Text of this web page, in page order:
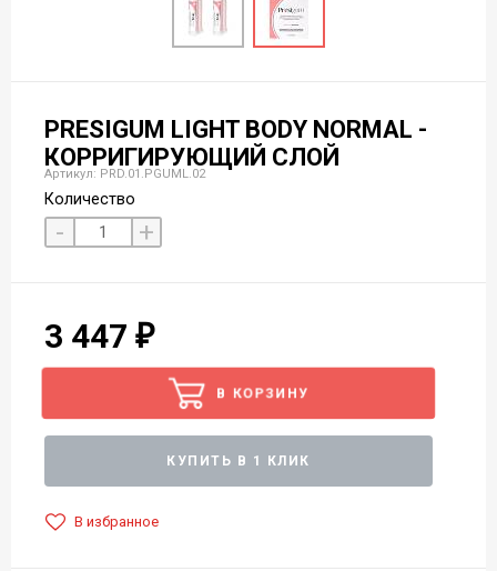
PRESIGUM LIGHT BODY NORMAL -
КОРРИГИРУЮЩИЙ СЛОЙ
Артикул: PRD.01.PGUML.02
Количество
- +
3 447
В КОРЗИНУ
КУПИТЬ В 1 КЛИК
В избранное